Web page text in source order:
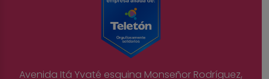
Avenida Itá Yvaté esquina Monseñor Rodríguez,